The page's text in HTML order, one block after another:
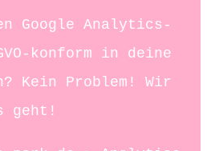
Google Analytics-
konform in deine
Kein Problem! Wir
geht!